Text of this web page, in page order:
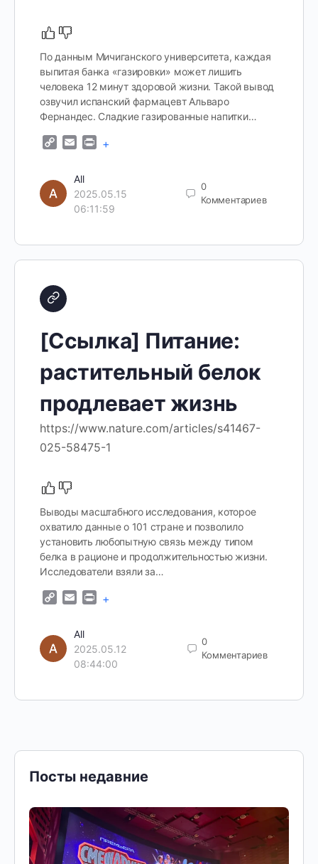
По данным Мичиганского университета, каждая
выпитая банка «газировки» может лишить
человека 12 минут здоровой жизни. Такой вывод
озвучил испанский фармацевт Альваро
Фернандес. Сладкие газированные напитки…
CopyEmailPrint
+
All
2025.05.15
06:11:59
0
Комментариев
[Ссылка] Питание:
растительный белок
продлевает жизнь
https://www.nature.com/articles/s41467-
025-58475-1
Выводы масштабного исследования, которое
охватило данные о 101 стране и позволило
установить любопытную связь между типом
белка в рационе и продолжительностью жизни.
Исследователи взяли за…
CopyEmailPrint
+
All
2025.05.12
08:44:00
0
Комментариев
Посты недавние